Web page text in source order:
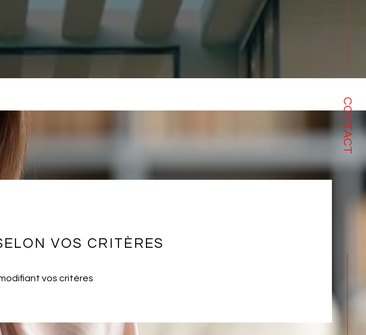
CONTACT
VOS CRITÈRES
vos critères